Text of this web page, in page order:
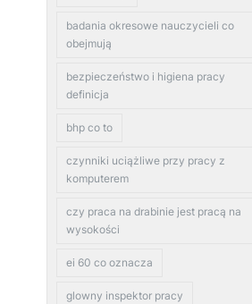
badania okresowe nauczycieli co
obejmują
bezpieczeństwo i higiena pracy
definicja
bhp co to
czynniki uciążliwe przy pracy z
komputerem
czy praca na drabinie jest pracą na
wysokości
ei 60 co oznacza
glowny inspektor pracy